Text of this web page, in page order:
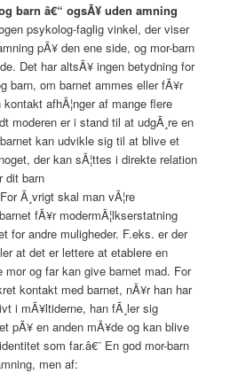
barn â€“ ogsÃ¥ uden amning
psykolog-faglig vinkel, der viser
pÃ¥ den ene side, og mor-barn
Det har altsÃ¥ ingen betydning for
barn, om barnet ammes eller fÃ¥r
afhÃ¦nger af mange flere
moderen er i stand til at udgÃ¸re en
kan udvikle sig til at blive et
der kan sÃ¦ttes i direkte relation
dit barn
Ã¸vrigt skal man vÃ¦re
fÃ¥r modermÃ¦lkserstatning
for andre muligheder. F.eks. er der
at det er lettere at etablere en
mor og far kan give barnet mad. For
kontakt med barnet, nÃ¥r han har
i mÃ¥ltiderne, han fÃ¸ler sig
pÃ¥ en anden mÃ¥de og kan blive
som far.â€¨ En god mor-barn
men af: